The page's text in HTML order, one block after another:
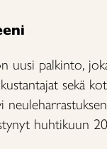
uusi palkinto,
sekä
huhtikuun